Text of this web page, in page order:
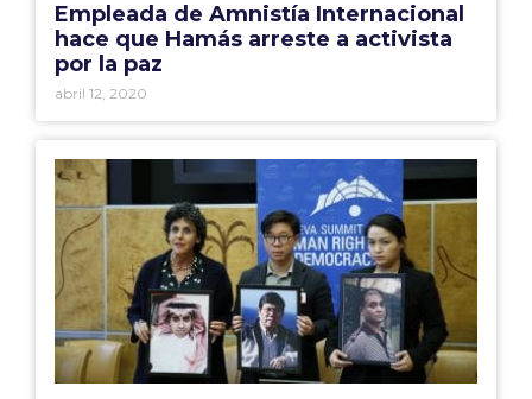
Empleada de Amnistía Internacional
hace que Hamás arreste a activista
por la paz
abril 12, 2020